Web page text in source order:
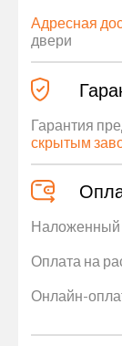
Адресная
двери
Гарантия
скрытым
Наложенный
Оплата на
Онлайн-